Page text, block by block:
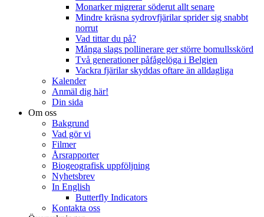
Monarker migrerar söderut allt senare
Mindre kräsna sydrovfjärilar sprider sig snabbt
norrut
Vad tittar du på?
Många slags pollinerare ger större bomullsskörd
Två generationer påfågelöga i Belgien
Vackra fjärilar skyddas oftare än alldagliga
Kalender
Anmäl dig här!
Din sida
Om oss
Bakgrund
Vad gör vi
Filmer
Årsrapporter
Biogeografisk uppföljning
Nyhetsbrev
In English
Butterfly Indicators
Kontakta oss